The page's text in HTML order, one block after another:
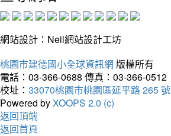
網站設計：Neil網站設計工坊
桃園市建德國小全球資訊網 版權所有
電話：03-366-0688 傳真：03-366-0512
校址： 33070桃園市桃園區延平路 265 號
Powered byXOOPS 2.0 (c)
返回頂端
返回首頁